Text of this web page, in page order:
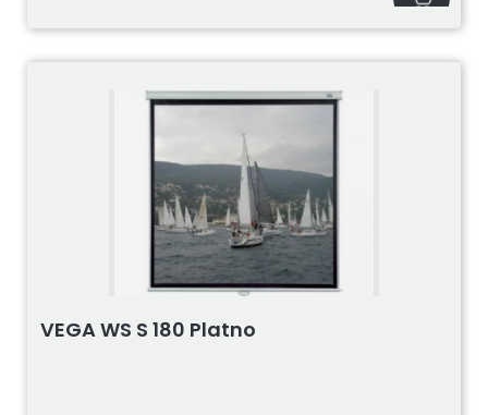
VEGA WS S 180 Platno